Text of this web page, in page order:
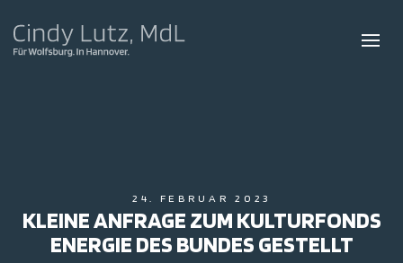
24. FEBRUAR 2023
KLEINE ANFRAGE ZUM KULTURFONDS
ENERGIE DES BUNDES GESTELLT